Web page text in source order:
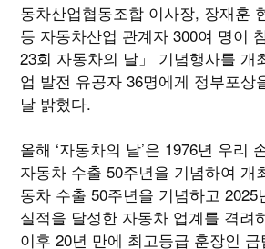
동차산업협동조합 이사장, 장재훈
등 자동차산업 관계자 300여 명이
23회 자동차의 날」 기념행사를 개
업 발전 유공자 36명에게 정부포상
날 밝혔다.
올해 ‘자동차의 날’은 1976년 우리
자동차 수출 50주년을 기념하여 개
동차 수출 50주년을 기념하고 2025
실적을 달성한 자동차 업계를 격려
이후 20년 만에 최고등급 훈장인